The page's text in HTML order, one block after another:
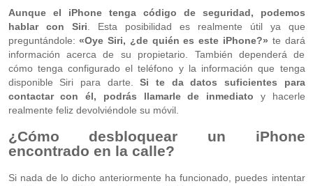
Aunque el iPhone tenga código de seguridad, podemos
hablar con Siri . Esta posibilidad es realmente útil ya que
preguntándole: «Oye Siri, ¿de quién es este iPhone?» te dará
información acerca de su propietario. También dependerá de
cómo tenga configurado el teléfono y la información que tenga
disponible Siri para darte.Si te da datos suficientes para
contactar con él, podrás llamarle de inmediato y hacerle
realmente feliz devolviéndole su móvil.
¿Cómo desbloquear un iPhone
encontrado en la calle?
Si nada de lo dicho anteriormente ha funcionado, puedes intentar